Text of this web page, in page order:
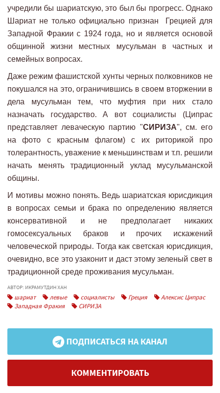
учредили бы шариатскую, это был бы прогресс. Однако
Шариат не только официально признан Грецией для
Западной Фракии с 1924 года, но и является основой
общинной жизни местных мусульман в частных и
семейных вопросах.
Даже режим фашистской хунты черных полковников не
покушался на это, ограничившись в своем вторжении в
дела мусульман тем, что муфтия при них стало
назначать государство. А вот социалисты (Ципрас
представляет леваческую партию "СИРИЗА", см. его
на фото с красным флагом) с их риторикой про
толерантность, уважение к меньшинствам и т.п. решили
начать менять традиционный уклад мусульманской
общины.
И мотивы можно понять. Ведь шариатская юрисдикция
в вопросах семьи и брака по определению является
консервативной и не предполагает никаких
гомосексуальных браков и прочих искажений
человеческой природы. Тогда как светская юрисдикция,
очевидно, все это узаконит и даст этому зеленый свет в
традиционной среде проживания мусульман.
АВТОР: ИКРАМУТДИН ХАН
шариат левые социалисты Греция
Алексис Ципрас
Западная Фракия
СИРИЗА
ПОДПИСАТЬСЯ НА КАНАЛ
КОММЕНТИРОВАТЬ